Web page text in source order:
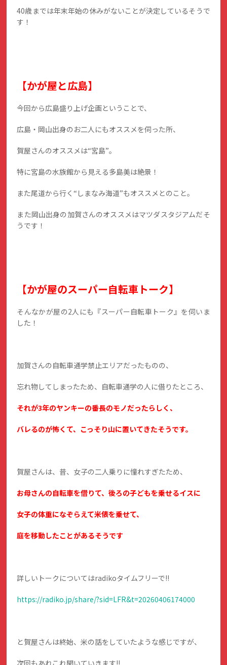
40歳までは年末年始の休みがないことが決定しているそうで
す！
【かが屋と広島】
今回から広島盛り上げ企画ということで、
広島・岡山出身のお二人にもオススメを伺った所、
賀屋さんのオススメは“宮島”。
特に宮島の水族館から見える多島美は絶景！
また尾道から行く“しまなみ海道”もオススメとのこと。
また岡山出身の加賀さんのオススメはマツダスタジアムだそ
うです！
【かが屋のスーパー自転車トーク】
そんなかが屋の2人にも『スーパー自転車トーク』を伺いま
した！
加賀さんの自転車通学禁止エリアだったものの、
忘れ物してしまったため、自転車通学の人に借りたところ、
それが3年のヤンキーの番長のモノだったらしく、
バレるのが怖くて、こっそり山に置いてきたそうです。
賀屋さんは、昔、女子の二人乗りに憧れすぎたため、
お母さんの自転車を借りて、後ろの子どもを乗せるイスに
女子の体重になぞらえて米俵を乗せて、
庭を移動したことがあるそうです
詳しいトークについてはradikoタイムフリーで!!
https://radiko.jp/share/?sid=LFR&t=20260406174000
と賀屋さんは終始、米の話をしていたような感じですが、
次回もあれこれ聞いていきます!!